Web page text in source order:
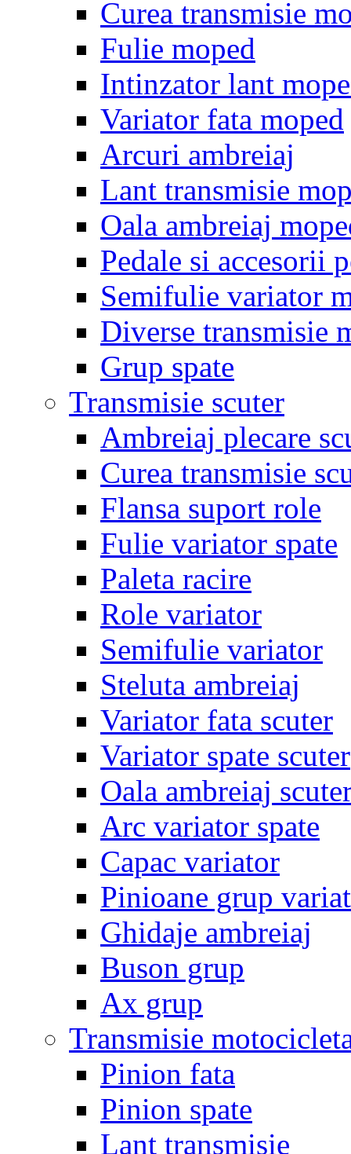
Curea transmisie
Fulie moped
Intinzator lant
Variator fata moped
Arcuri ambreiaj
Lant transmisie
Oala ambreiaj
Pedale si accesorii
Semifulie variator
Diverse transmisie
Grup spate
Transmisie scuter
Ambreiaj plecare
Curea transmisie
Flansa suport role
Fulie variator spate
Paleta racire
Role variator
Semifulie variator
Steluta ambreiaj
Variator fata scuter
Variator spate scuter
Oala ambreiaj
Arc variator spate
Capac variator
Pinioane grup
Ghidaje ambreiaj
Buson grup
Ax grup
Transmisie
Pinion fata
Pinion spate
Lant transmisie